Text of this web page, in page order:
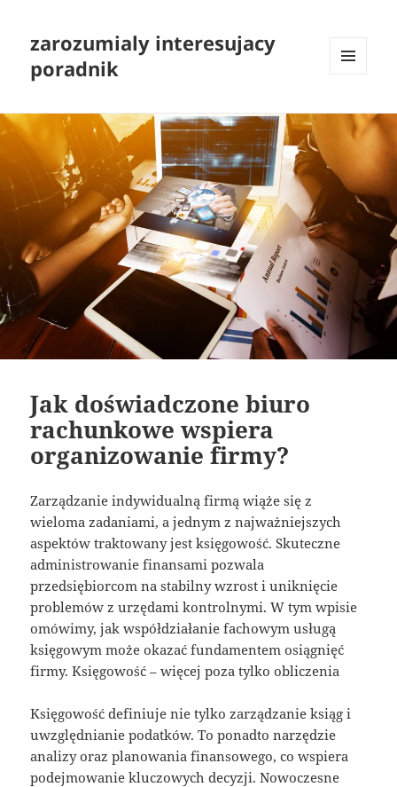
zarozumialy interesujacy
poradnik
WIDGETY
Jak doświadczone biuro
rachunkowe wspiera
organizowanie firmy?
Zarządzanie indywidualną firmą wiąże się z
wieloma zadaniami, a jednym z najważniejszych
aspektów traktowany jest księgowość. Skuteczne
administrowanie finansami pozwala
przedsiębiorcom na stabilny wzrost i uniknięcie
problemów z urzędami kontrolnymi. W tym wpisie
omówimy, jak współdziałanie fachowym usługą
księgowym może okazać fundamentem osiągnięć
firmy. Księgowość – więcej poza tylko obliczenia
Księgowość definiuje nie tylko zarządzanie ksiąg i
uwzględnianie podatków. To ponadto narzędzie
analizy oraz planowania finansowego, co wspiera
podejmowanie kluczowych decyzji. Nowoczesne